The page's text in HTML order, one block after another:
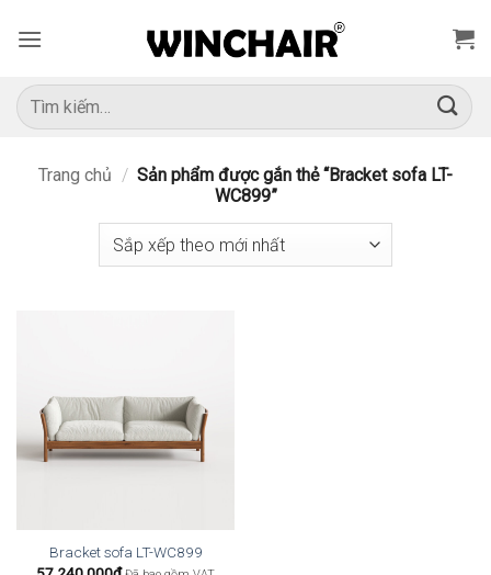
qua
dung
Tìm
kiếm:
Trang chủ / Sản phẩm được gắn thẻ “Bracket sofa LT-
WC899”
Bracket sofa LT-WC899